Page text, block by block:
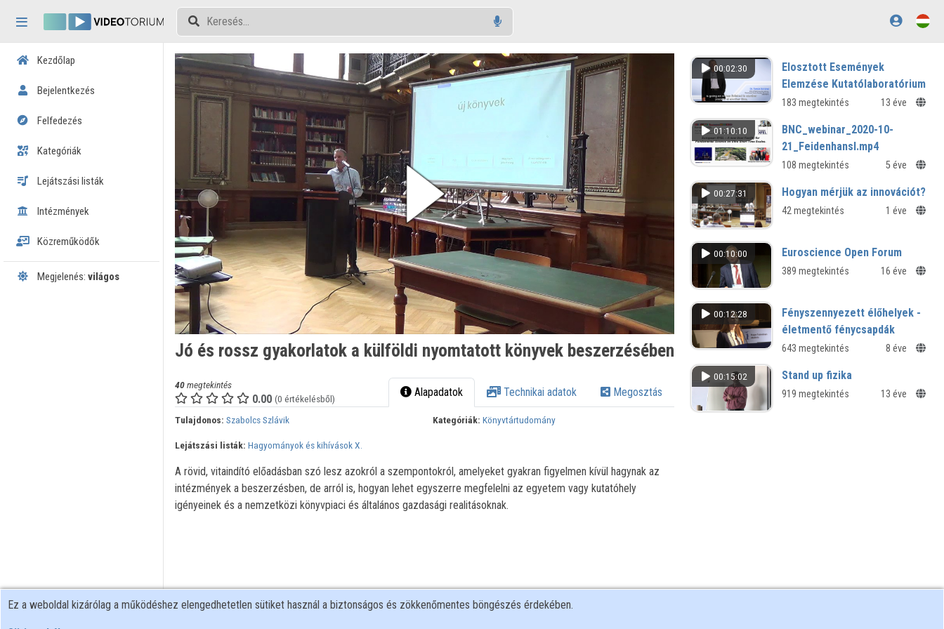
Tartalom kihagyása
Kezdőlap
Bejelentkezés
Felfedezés
Kategóriák
Lejátszási listák
Intézmények
Közreműködők
Megjelenés: világos
Jó és rossz gyakorlatok a külföldi nyomtatott könyvek beszerzésében
40megtekintés
0.00 (0 értékelésből) Alapadatok Technikai adatok Megosztás
Tulajdonos: Szabolcs Szlávik Kategóriák: Könyvtártudomány
Lejátszási listák: Hagyományok és kihívások X.
A rövid, vitaindító előadásban szó lesz azokról a szempontokról, amelyeket gyakran figyelmen kívül hagynak az
intézmények a beszerzésben, de arról is, hogyan lehet egyszerre megfelelni az egyetem vagy kutatóhely
igényeinek és a nemzetközi könyvpiaci és általános gazdasági realitásoknak.
00:02:30
Elosztott Események
Elemzése Kutatólaboratórium
183 megtekintés 13 éve
01:10:10
BNC_webinar_2020-10-
21_Feidenhansl.mp4
108 megtekintés 5 éve
00:27:31 Hogyan mérjük az innovációt?
42 megtekintés 1 éve
00:10:00 Euroscience Open Forum
389 megtekintés 16 éve
00:12:28
Fényszennyezett élőhelyek -
életmentő fénycsapdák
643 megtekintés 8 éve
00:15:02 Stand up fizika
919 megtekintés 13 éve
Ez a weboldal kizárólag a működéshez elengedhetetlen sütiket használ a biztonságos és zökkenőmentes böngészés érdekében.